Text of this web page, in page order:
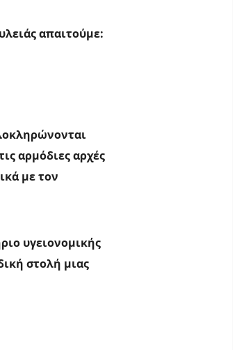
απαιτούμε:
αρμόδιες αρχές
με τον
υγειονομικής
στολή μιας